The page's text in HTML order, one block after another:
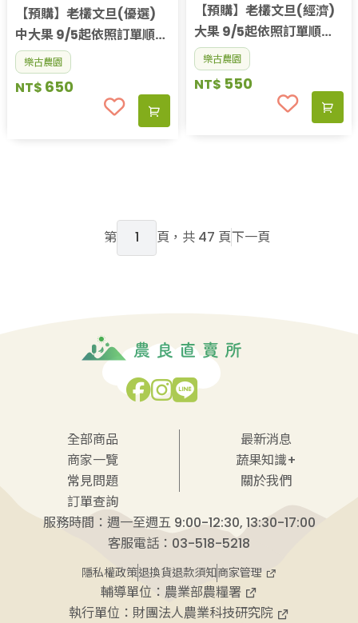
【預購】老欉文旦(優選)
中大果 9/5起依照訂單順序
出貨
樂古農園
NT$ 650
【預購】老欉文旦(經濟)
大果 9/5起依照訂單順序
出貨
樂古農園
NT$ 550
第 頁，共 47 頁下一頁
全部商品
最新消息
商家一覽
蔬果知識+
常見問題
關於我們
訂單查詢
服務時間：週一至週五 9:00-12:30, 13:30-17:00
客服電話：03-518-5218
隱私權政策退換貨退款須知商家管理
輔導單位： 農業部農糧署
執行單位： 財團法人農業科技研究院